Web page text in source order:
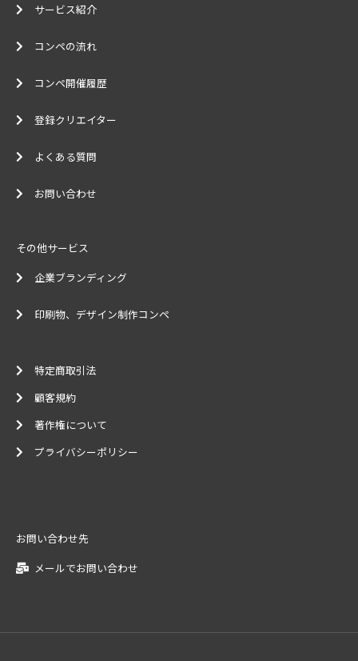
サービス紹介
コンペの流れ
コンペ開催履歴
登録クリエイター
よくある質問
お問い合わせ
その他サービス
企業ブランディング
印刷物、デザイン制作コンペ
特定商取引法
顧客規約
著作権について
プライバシーポリシー
お問い合わせ先
メールでお問い合わせ